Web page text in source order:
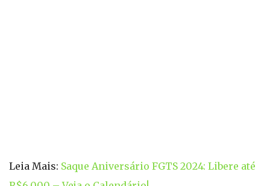
Leia Mais: Saque Aniversário FGTS 2024: Libere até